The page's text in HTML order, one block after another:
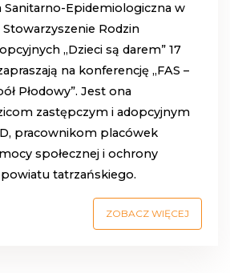
Sanitarno-Epidemiologiczna w
Rodzin
„Dzieci są darem” 17
na konferencję „FAS –
Płodowy”. Jest ona
zastępczym i adopcyjnym
pracownikom placówek
społecznej i ochrony
tatrzańskiego.
ZOBACZ WIĘCEJ